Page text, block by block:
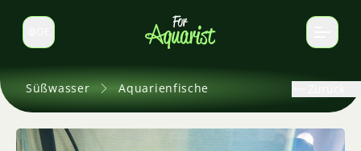
Sprache wechseln
Süßwasser Aquarienfische